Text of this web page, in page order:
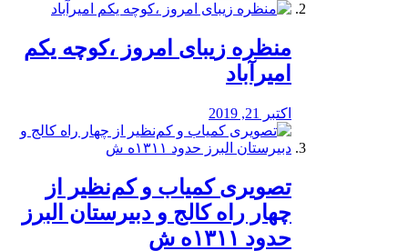
منظره‌‌ زیبای امروز ،کوچه یکم
امیرآباد
اکتبر 21, 2019
️تصویری کمیاب و کم‌نظیر از
چهار راه كالج و دبيرستان البرز
حدود ۱۳۱۱ه ش